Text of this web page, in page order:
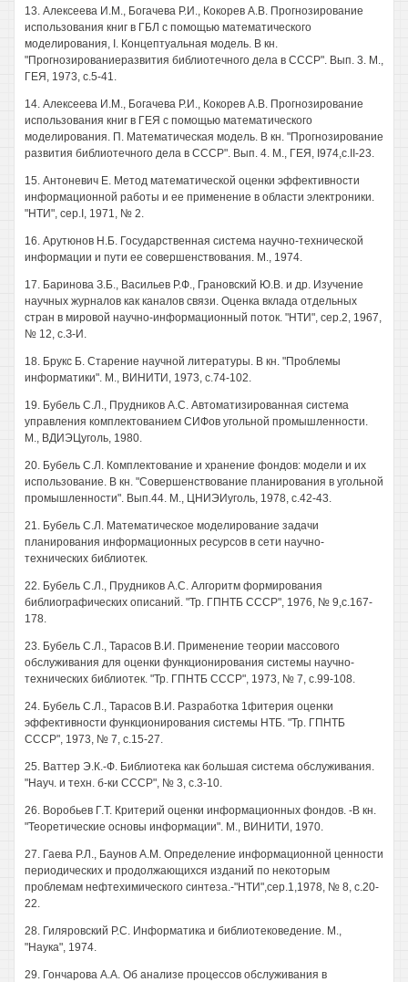
13. Алексеева И.М., Богачева Р.И., Кокорев A.B. Прогнозирование
использования книг в ГБЛ с помощью математического
моделирования, I. Концептуальная модель. В кн.
"Прогнозированиеразвития библиотечного дела в СССР". Вып. 3. М.,
ГЕЯ, 1973, с.5-41.
14. Алексеева И.М., Богачева Р.И., Кокорев A.B. Прогнозирование
использования книг в ГЕЯ с помощью математического
моделирования. П. Математическая модель. В кн. "Прогнозирование
развития библиотечного дела в СССР". Вып. 4. М., ГЕЯ, I974,c.II-23.
15. Антоневич Е. Метод математической оценки эффективности
информационной работы и ее применение в области электроники.
"НТИ", cep.I, 1971, № 2.
16. Арутюнов Н.Б. Государственная система научно-технической
информации и пути ее совершенствования. М., 1974.
17. Баринова З.Б., Васильев Р.Ф., Грановский Ю.В. и др. Изучение
научных журналов как каналов связи. Оценка вклада отдельных
стран в мировой научно-информационный поток. "НТИ", сер.2, 1967,
№ 12, с.З-И.
18. Брукс Б. Старение научной литературы. В кн. "Проблемы
информатики". М., ВИНИТИ, 1973, с.74-102.
19. Бубель С.Л., Прудников A.C. Автоматизированная система
управления комплектованием СИФов угольной промышленности.
М., ВДИЭЦуголь, 1980.
20. Бубель С.Л. Комплектование и хранение фондов: модели и их
использование. В кн. "Совершенствование планирования в угольной
промышленности". Вып.44. М., ЦНИЭИуголь, 1978, с.42-43.
21. Бубель С.Л. Математическое моделирование задачи
планирования информационных ресурсов в сети научно-
технических библиотек.
22. Бубель С.Л., Прудников A.C. Алгоритм формирования
библиографических описаний. "Тр. ГПНТБ СССР", 1976, № 9,с.167-
178.
23. Бубель С.Л., Тарасов В.И. Применение теории массового
обслуживания для оценки функционирования системы научно-
технических библиотек. "Тр. ГПНТБ СССР", 1973, № 7, с.99-108.
24. Бубель С.Л., Тарасов В.И. Разработка 1фитерия оценки
эффективности функционирования системы НТБ. "Тр. ГПНТБ
СССР", 1973, № 7, с.15-27.
25. Ваттер Э.К.-Ф. Библиотека как большая система обслуживания.
"Науч. и техн. б-ки СССР", № 3, с.3-10.
26. Воробьев Г.Т. Критерий оценки информационных фондов. -В кн.
"Теоретические основы информации". М., ВИНИТИ, 1970.
27. Гаева Р.Л., Баунов A.M. Определение информационной ценности
периодических и продолжающихся изданий по некоторым
проблемам нефтехимического синтеза.-"НТИ",сер.1,1978, № 8, с.20-
22.
28. Гиляровский P.C. Информатика и библиотековедение. М.,
"Наука", 1974.
29. Гончарова A.A. Об анализе процессов обслуживания в